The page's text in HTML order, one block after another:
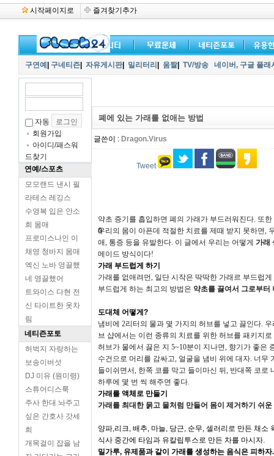
시작페이지로 즐겨찾기추가
구연예 구네티즌 자유게시판| 밀리터리 움짤| TV/방송 네이버, 구글 플
자동
회원가입
아이디/패스워
드찾기
연예/스포츠
모모랜드 낸시 필
라테스 레깅스
수영복 입은 안소
희 몸매
프로미스나인 이
채영 청바지 몸매
엑신 노바 영끌했
네 영끌했어
트와이스 다현 전
신 타이트한 옷차
림
네티즌포토
허벅지 자랑하는
보송이버섯
DJ 미유 (원미령)
스튜어디스룩
주사 한대 놔주고
싶은 간호사 갓세
희
개목걸이 잡을 남
폐에 있는 가래를 없애는 방법
글쓴이 : Dragon.Virus
Tweet
0
약초 증기를 흡입하면 폐의 가래가 부드러워진다. 또
우리의 몸이 아픈데 적절한 치료를 제때 받지 못하면,
애, 통증 등을 유발한다. 이 글에서 우리는 어떻게 가래
메이드 방식이다!
가래 부드럽게 하기
가래를 없애려먼, 일단 시작은 딱딱한 가래르 부드럽
부드럽게 하는 최고의 방법은 약초를 끓여서 그로부터
도대체 어떻게?
냄비에 2리터의 물과 몇 가지의 허브를 넣고 끓인다.
브 샵에서는 이런 종류의 치료를 위한 허브를 패키지
허브가 물에서 끓은 지 5~10분이 지나면, 향기가 좋은
수건으로 머리를 감싸고, 얼굴을 냄비 위에 대자. 너
들이쉬면서, 한쪽 코를 막고 들이마신 뒤, 반대쪽 코
하루에 몇 번 씩 해주면 좋다.
가래를 액체로 만들기
가래를 최대한 묽고 물처럼 만들어 몸이 제거하기 쉬
양파,리크, 배추, 마늘, 당근, 순무, 셀러리로 만든 채소
식사 중간에 타임과 유칼립투스로 만든 차를 마시자.
밀가루, 유제품과 같이 가래를 생성하는 음식은 피하자.